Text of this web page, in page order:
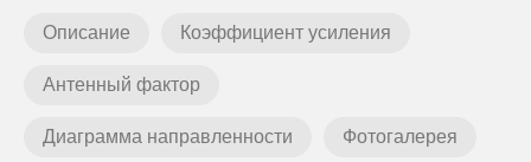
Описание Коэффициент усиления
Антенный фактор
Диаграмма направленности Фотогалерея